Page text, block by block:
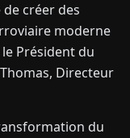
créer des
moderne
Président du
Directeur
du